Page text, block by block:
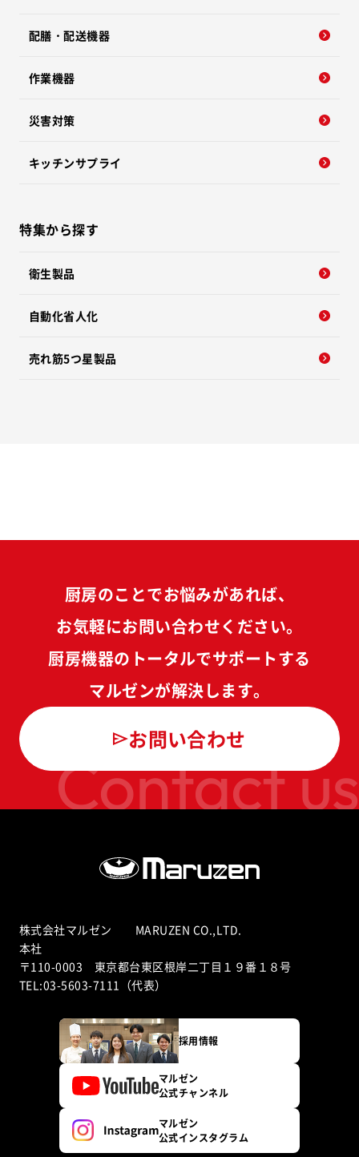
配膳・配送機器
作業機器
災害対策
キッチンサプライ
特集から探す
衛生製品
自動化省人化
売れ筋5つ星製品
Contact us
厨房のことでお悩みがあれば、
お気軽にお問い合わせください。
厨房機器のトータルでサポートする
マルゼンが解決します。
お問い合わせ
株式会社マルゼン MARUZEN CO.,LTD.
本社
〒110-0003 東京都台東区根岸二丁目１９番１８号
TEL:03-5603-7111（代表）
採用情報
マルゼン
公式チャンネル
マルゼン
公式インスタグラム